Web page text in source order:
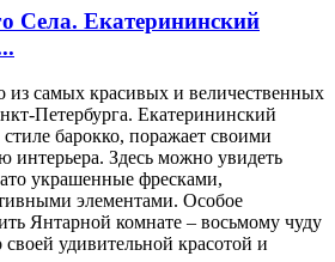
Села. Екатерининский
из самых красивых и величественных
Петербурга. Екатерининский
барокко, поражает своими
интерьера. Здесь можно увидеть
украшенные фресками,
элементами. Особое
Янтарной комнате – восьмому чуду
своей удивительной красотой и